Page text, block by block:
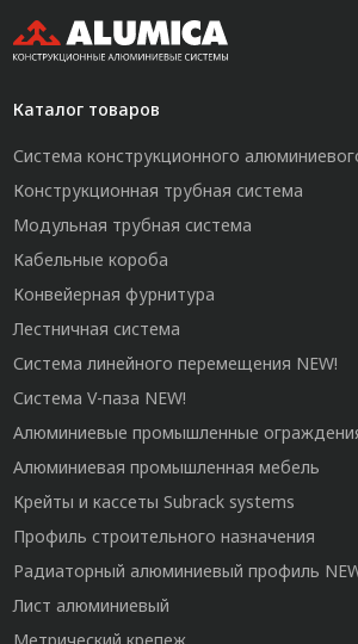
Каталог товаров
Система конструкционного
Конструкционная трубная система
Модульная трубная система
Кабельные короба
Конвейерная фурнитура
Лестничная система
Система линейного перемещения NEW!
Система V-паза NEW!
Алюминиевые промышленные
Алюминиевая промышленная мебель
Крейты и кассеты Subrack systems
Профиль строительного назначения
Радиаторный алюминиевый профиль
Лист алюминиевый